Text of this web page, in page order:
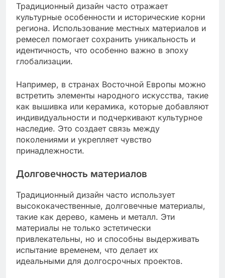
Традиционный дизайн часто отражает
культурные особенности и исторические корни
региона. Использование местных материалов и
ремесел помогает сохранить уникальность и
идентичность, что особенно важно в эпоху
глобализации.
Например, в странах Восточной Европы можно
встретить элементы народного искусства, такие
как вышивка или керамика, которые добавляют
индивидуальности и подчеркивают культурное
наследие. Это создает связь между
поколениями и укрепляет чувство
принадлежности.
Долговечность материалов
Традиционный дизайн часто использует
высококачественные, долговечные материалы,
такие как дерево, камень и металл. Эти
материалы не только эстетически
привлекательны, но и способны выдерживать
испытание временем, что делает их
идеальными для долгосрочных проектов.